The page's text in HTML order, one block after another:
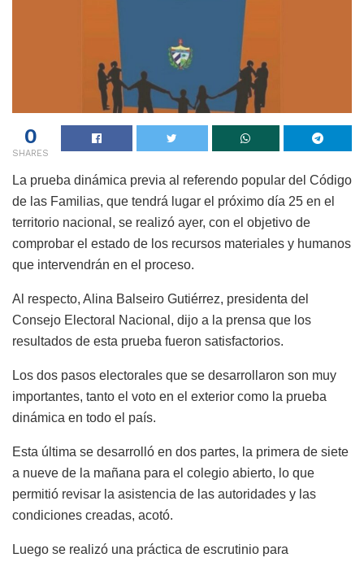
0
SHARES
La prueba dinámica previa al referendo popular del Código
de las Familias, que tendrá lugar el próximo día 25 en el
territorio nacional, se realizó ayer, con el objetivo de
comprobar el estado de los recursos materiales y humanos
que intervendrán en el proceso.
Al respecto, Alina Balseiro Gutiérrez, presidenta del
Consejo Electoral Nacional, dijo a la prensa que los
resultados de esta prueba fueron satisfactorios.
Los dos pasos electorales que se desarrollaron son muy
importantes, tanto el voto en el exterior como la prueba
dinámica en todo el país.
Esta última se desarrolló en dos partes, la primera de siete
a nueve de la mañana para el colegio abierto, lo que
permitió revisar la asistencia de las autoridades y las
condiciones creadas, acotó.
Luego se realizó una práctica de escrutinio para